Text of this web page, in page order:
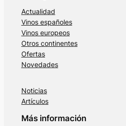
Actualidad
Vinos españoles
Vinos europeos
Otros continentes
Ofertas
Novedades
Noticias
Artículos
Más información